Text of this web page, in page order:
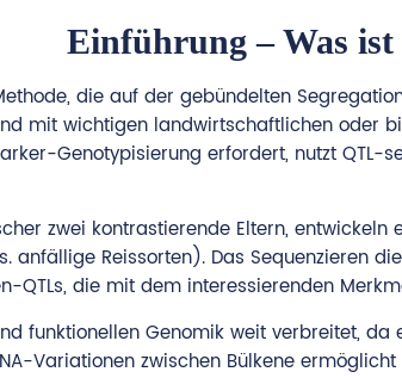
Einführung – Was ist
die auf der gebündelten
mit wichtigen landwirtschaftlichen oder
Genotypisierung erfordert, nutzt QTL-
zwei kontrastierende Eltern,
anfällige Reissorten). Das Sequenzieren
QTLs, die mit dem interessierenden
funktionellen Genomik weit verbreitet,
Variationen zwischen Bülkene